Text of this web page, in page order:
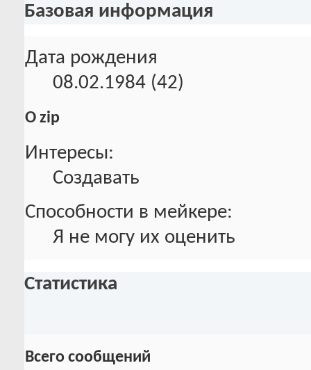
Базовая информация
Дата рождения
08.02.1984 (42)
О zip
Интересы:
Создавать
Способности в мейкере:
Я не могу их оценить
Статистика
Всего сообщений